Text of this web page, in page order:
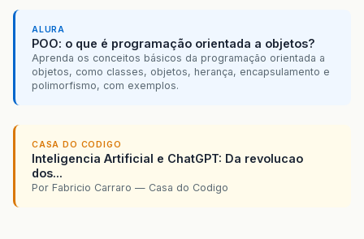
ALURA
POO: o que é programação orientada a objetos?
Aprenda os conceitos básicos da programação orientada a
objetos, como classes, objetos, herança, encapsulamento e
polimorfismo, com exemplos.
CASA DO CODIGO
Inteligencia Artificial e ChatGPT: Da revolucao
dos...
Por Fabricio Carraro — Casa do Codigo